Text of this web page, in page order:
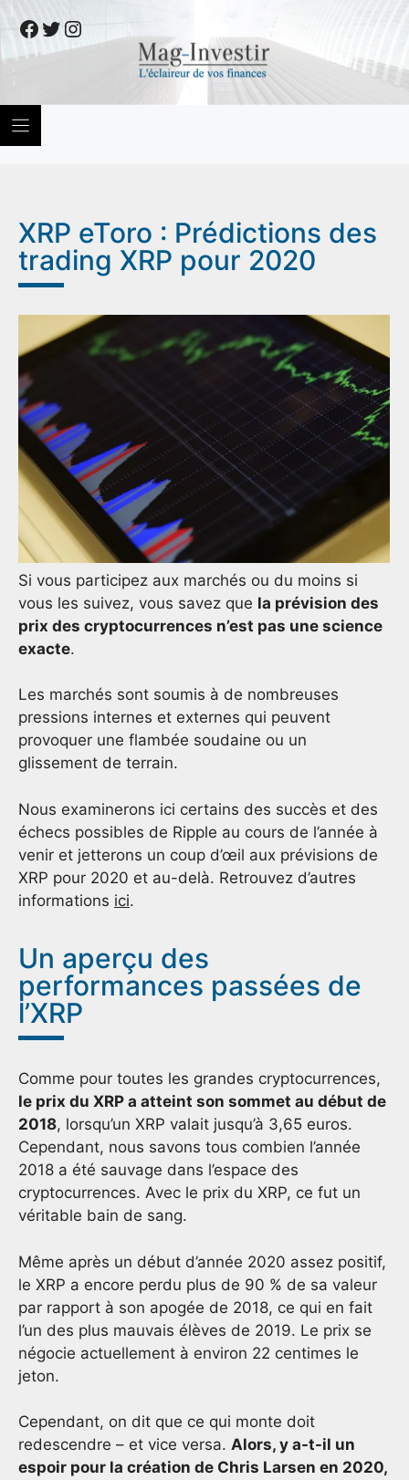
to
content
Facebook
Twitter
Instagram
XRP eToro : Prédictions des
trading XRP pour 2020
Si vous participez aux marchés ou du moins si
vous les suivez, vous savez que la prévision des
prix des cryptocurrences n’est pas une science
exacte.
Les marchés sont soumis à de nombreuses
pressions internes et externes qui peuvent
provoquer une flambée soudaine ou un
glissement de terrain.
Nous examinerons ici certains des succès et des
échecs possibles de Ripple au cours de l’année à
venir et jetterons un coup d’œil aux prévisions de
XRP pour 2020 et au-delà. Retrouvez d’autres
informations ici.
Un aperçu des
performances passées de
l’XRP
Comme pour toutes les grandes cryptocurrences,
le prix du XRP a atteint son sommet au début de
2018, lorsqu’un XRP valait jusqu’à 3,65 euros.
Cependant, nous savons tous combien l’année
2018 a été sauvage dans l’espace des
cryptocurrences. Avec le prix du XRP, ce fut un
véritable bain de sang.
Même après un début d’année 2020 assez positif,
le XRP a encore perdu plus de 90 % de sa valeur
par rapport à son apogée de 2018, ce qui en fait
l’un des plus mauvais élèves de 2019. Le prix se
négocie actuellement à environ 22 centimes le
jeton.
Cependant, on dit que ce qui monte doit
redescendre – et vice versa. Alors, y a-t-il un
espoir pour la création de Chris Larsen en 2020,